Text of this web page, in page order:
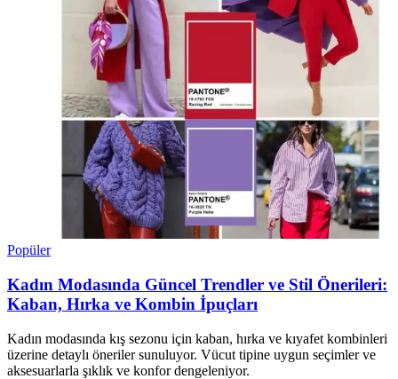
Popüler
Kadın Modasında Güncel Trendler ve Stil Önerileri:
Kaban, Hırka ve Kombin İpuçları
Kadın modasında kış sezonu için kaban, hırka ve kıyafet kombinleri
üzerine detaylı öneriler sunuluyor. Vücut tipine uygun seçimler ve
aksesuarlarla şıklık ve konfor dengeleniyor.